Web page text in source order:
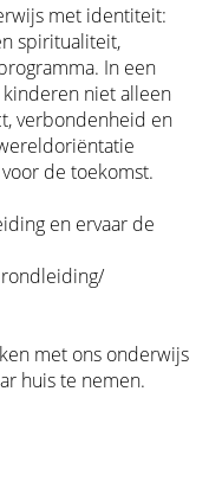
met identiteit:
spiritualiteit,
In een
niet alleen
verbondenheid en
de toekomst.
en ervaar de
met ons onderwijs
huis te nemen.